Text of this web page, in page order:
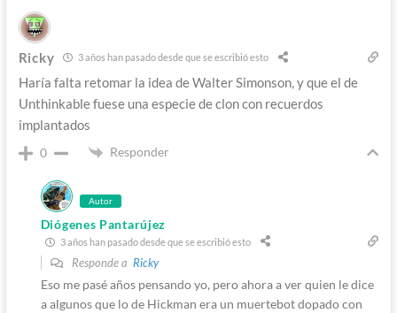
Ricky 3 años han pasado desde que se escribió esto
Haría falta retomar la idea de Walter Simonson, y que el de
Unthinkable fuese una especie de clon con recuerdos
implantados
0 Responder
Autor
Diógenes Pantarújez
3 años han pasado desde que se escribió esto
Responde a Ricky
Eso me pasé años pensando yo, pero ahora a ver quien le dice
a algunos que lo de Hickman era un muertebot dopado con